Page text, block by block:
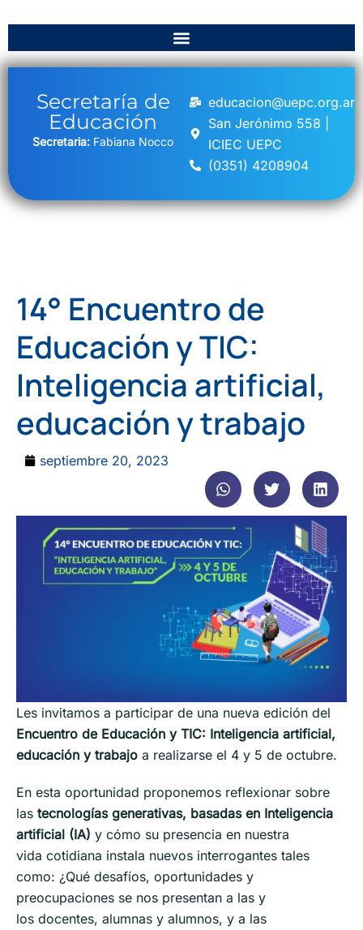
Secretaría de
Educación
Secretaria: Fabiana Nocco
educacion@uepc.org.ar
San Jerónimo 558 |
ICIEC UEPC
(0351) 4208904
14° Encuentro de
Educación y TIC:
Inteligencia artificial,
educación y trabajo
septiembre 20, 2023
Les invitamos a participar de una nueva edición del
Encuentro de Educación y TIC: Inteligencia artificial,
educación y trabajo a realizarse el 4 y 5 de octubre.
En esta oportunidad proponemos reflexionar sobre
las tecnologías generativas, basadas en Inteligencia
artificial (IA) y cómo su presencia en nuestra
vida cotidiana instala nuevos interrogantes tales
como: ¿Qué desafíos, oportunidades y
preocupaciones se nos presentan a las y
los docentes, alumnas y alumnos, y a las